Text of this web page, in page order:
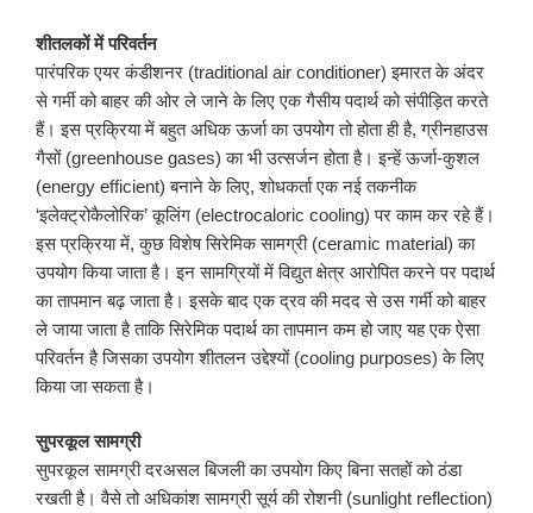
शीतलकों में परिवर्तन
पारंपरिक एयर कंडीशनर (traditional air conditioner) इमारत के अंदर
से गर्मी को बाहर की ओर ले जाने के लिए एक गैसीय पदार्थ को संपीड़ित करते
हैं। इस प्रक्रिया में बहुत अधिक ऊर्जा का उपयोग तो होता ही है, ग्रीनहाउस
गैसों (greenhouse gases) का भी उत्सर्जन होता है। इन्हें ऊर्जा-कुशल
(energy efficient) बनाने के लिए, शोधकर्ता एक नई तकनीक
‘इलेक्ट्रोकैलोरिक’ कूलिंग (electrocaloric cooling) पर काम कर रहे हैं।
इस प्रक्रिया में, कुछ विशेष सिरेमिक सामग्री (ceramic material) का
उपयोग किया जाता है। इन सामग्रियों में विद्युत क्षेत्र आरोपित करने पर पदार्थ
का तापमान बढ़ जाता है। इसके बाद एक द्रव की मदद से उस गर्मी को बाहर
ले जाया जाता है ताकि सिरेमिक पदार्थ का तापमान कम हो जाए यह एक ऐसा
परिवर्तन है जिसका उपयोग शीतलन उद्देश्यों (cooling purposes) के लिए
किया जा सकता है।
सुपरकूल सामग्री
सुपरकूल सामग्री दरअसल बिजली का उपयोग किए बिना सतहों को ठंडा
रखती है। वैसे तो अधिकांश सामग्री सूर्य की रोशनी (sunlight reflection)